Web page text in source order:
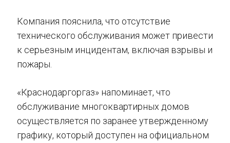
Компания пояснила, что отсутствие
технического обслуживания может привести
к серьезным инцидентам, включая взрывы и
пожары.
«Краснодаргоргаз» напоминает, что
обслуживание многоквартирных домов
осуществляется по заранее утвержденному
графику, который доступен на официальном